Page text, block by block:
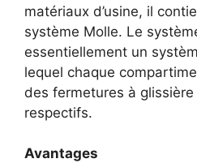
matériaux d’usine, il
système Molle. Le
essentiellement un
lequel chaque
des fermetures à
respectifs.
Avantages